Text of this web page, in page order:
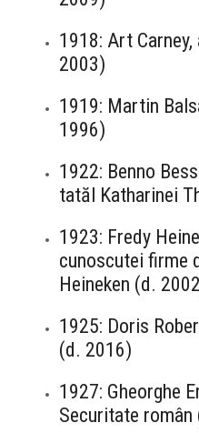
1918: Art
2003)
1919: Martin
1996)
1922: Benno
tatăl Katharinei
1923: Fredy
cunoscutei firme
Heineken (d.
1925: Doris
(d. 2016)
1927: Gheorghe
Securitate